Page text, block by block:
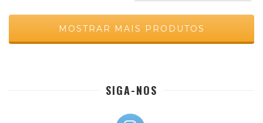
MOSTRAR MAIS PRODUTOS
SIGA-NOS